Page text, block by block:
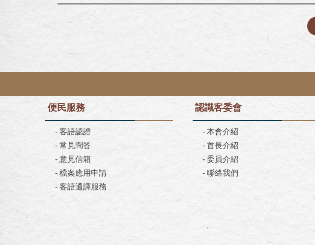
便民服務
- 客語認證
- 常見問答
- 意見信箱
- 檔案應用申請
- 客語通譯服務
認識客委會
- 本會介紹
- 首長介紹
- 委員介紹
- 聯絡我們